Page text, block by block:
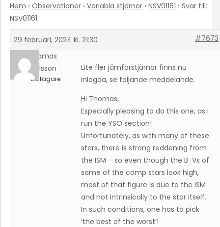
Hem › Observationer › Variabla stjärnor › NSV01161 › Svar till:
NSV01161
29 februari, 2024 kl. 21:30
#7673
Thomas
Karlsson
Deltagare
Lite fler jämförstjärnor finns nu
inlagda, se följande meddelande.
Hi Thomas,
Especially pleasing to do this one, as I
run the YSO section!
Unfortunately, as with many of these
stars, there is strong reddening from
the ISM – so even though the B-Vs of
some of the comp stars look high,
most of that figure is due to the ISM
and not intrinsically to the star itself.
In such conditions, one has to pick
‘the best of the worst’!